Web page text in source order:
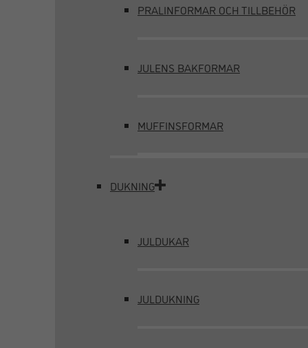
PRALINFORMAR OCH TILLBEHÖR
JULENS BAKFORMAR
MUFFINSFORMAR
DUKNING
JULDUKAR
JULDUKNING